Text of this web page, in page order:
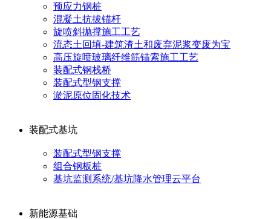
预应力钢桩
混凝土抗拔锚杆
旋喷斜抛撑施工工艺
流态土回填-建筑渣土和废弃泥浆变废为宝
高压旋喷玻璃纤维筋锚索施工工艺
装配式钢栈桥
装配式型钢支撑
淤泥原位固化技术
装配式基坑
装配式型钢支撑
组合钢板桩
基坑监测系统/基坑降水管理云平台
新能源基础